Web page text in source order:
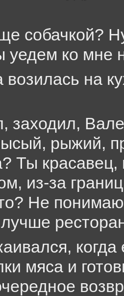
собачкой?
уедем ко мне
возилась на
заходил,
рыжий,
Ты красавец,
из-за
Не
мяса и